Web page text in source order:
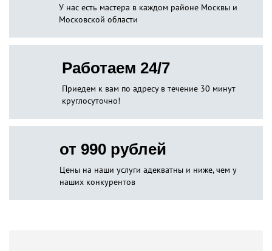
У нас есть мастера в каждом районе Москвы и
Московской области
Работаем 24/7
Приедем к вам по адресу в течение 30 минут
круглосуточно!
от 990 рублей
Цены на наши услуги адекватны и ниже, чем у
наших конкурентов